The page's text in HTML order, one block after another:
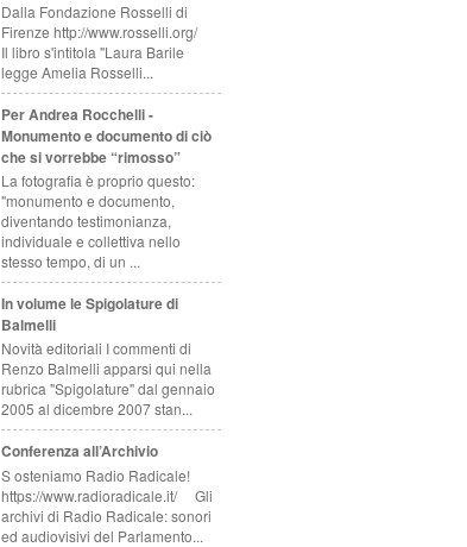
Dalla Fondazione Rosselli di
Firenze http://www.rosselli.org/
Il libro s'intitola "Laura Barile
legge Amelia Rosselli...
Per Andrea Rocchelli -
Monumento e documento di ciò
che si vorrebbe “rimosso”
La fotografia è proprio questo:
"monumento e documento,
diventando testimonianza,
individuale e collettiva nello
stesso tempo, di un ...
In volume le Spigolature di
Balmelli
Novità editoriali I commenti di
Renzo Balmelli apparsi qui nella
rubrica "Spigolature" dal gennaio
2005 al dicembre 2007 stan...
Conferenza all’Archivio
S osteniamo Radio Radicale!
https://www.radioradicale.it/ Gli
archivi di Radio Radicale: sonori
ed audiovisivi del Parlamento...